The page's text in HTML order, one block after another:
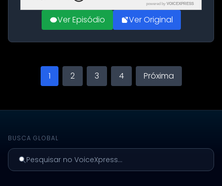
powered by VOICEXPRESS
Ver Episódio Ver Original
1 2 3 4 Próxima
BUSCA GLOBAL
Pesquisar no VoiceXpress...